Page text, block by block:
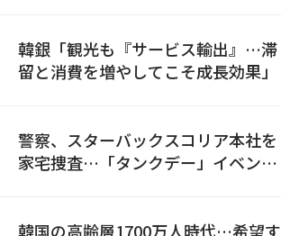
韓銀「観光も『サービス輸出』…滞
留と消費を増やしてこそ成長効果」
警察、スターバックスコリア本社を
家宅捜査…「タンクデー」イベント
韓国の高齢層1700万人時代…希望す